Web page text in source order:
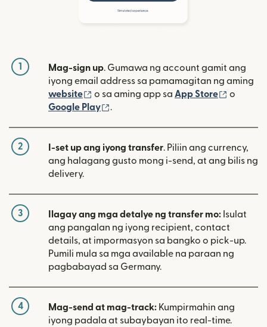
1 Mag-sign up. Gumawa ng account gamit ang
iyong email address sa pamamagitan ng aming
website
(bubukas sa bagong window)
o sa aming app sa App Store
o
Google Play
.
2 I-set up ang iyong transfer. Piliin ang currency,
ang halagang gusto mong i-send, at ang bilis ng
delivery.
3 Ilagay ang mga detalye ng transfer mo: Isulat
ang pangalan ng iyong recipient, contact
details, at impormasyon sa bangko o pick-up.
Pumili mula sa mga available na paraan ng
pagbabayad sa Germany.
4 Mag-send at mag-track: Kumpirmahin ang
iyong padala at subaybayan ito real-time.